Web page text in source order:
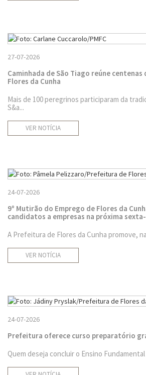
27-07-2026
Caminhada de São Tiago reúne
Flores da Cunha
Mais de 100 peregrinos participaram da
S&a...
VER NOTÍCIA
24-07-2026
9º Mutirão do Emprego de Flores da
candidatos a empresas na próxima
A Prefeitura de Flores da Cunha promove,
VER NOTÍCIA
24-07-2026
Prefeitura oferece curso preparatório
Quem deseja concluir o Ensino